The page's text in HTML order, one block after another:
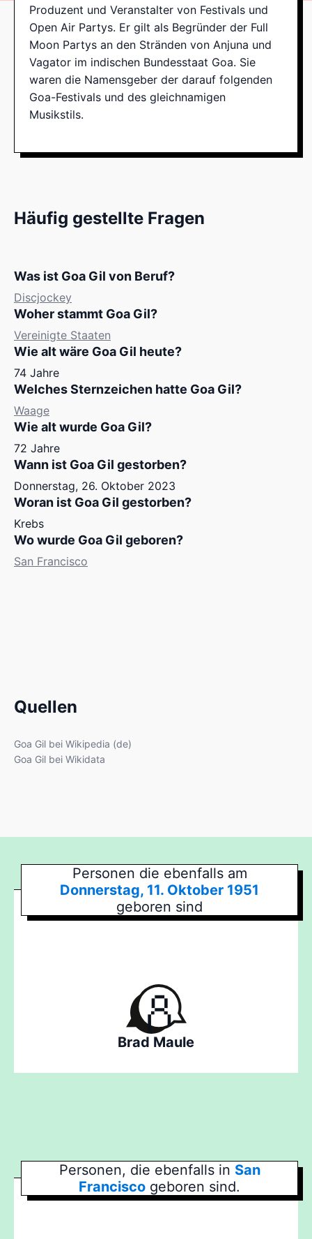
Produzent und Veranstalter von Festivals und
Open Air Partys. Er gilt als Begründer der Full
Moon Partys an den Stränden von Anjuna und
Vagator im indischen Bundesstaat Goa. Sie
waren die Namensgeber der darauf folgenden
Goa-Festivals und des gleichnamigen
Musikstils.
Häufig gestellte Fragen
Was ist Goa Gil von Beruf?
Discjockey
Woher stammt Goa Gil?
Vereinigte Staaten
Wie alt wäre Goa Gil heute?
74 Jahre
Welches Sternzeichen hatte Goa Gil?
Waage
Wie alt wurde Goa Gil?
72 Jahre
Wann ist Goa Gil gestorben?
Donnerstag, 26. Oktober 2023
Woran ist Goa Gil gestorben?
Krebs
Wo wurde Goa Gil geboren?
San Francisco
Quellen
Goa Gil bei Wikipedia (de)
Goa Gil bei Wikidata
Personen die ebenfalls am
Donnerstag, 11. Oktober 1951
geboren sind
Brad Maule
Personen, die ebenfalls in San
Francisco geboren sind.